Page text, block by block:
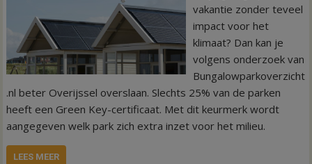
vakantie zonder teveel
impact voor het
klimaat? Dan kan je
volgens onderzoek van
Bungalowparkoverzicht
.nl beter Overijssel overslaan. Slechts 25% van de parken
heeft een Green Key-certificaat. Met dit keurmerk wordt
aangegeven welk park zich extra inzet voor het milieu.
LEES MEER